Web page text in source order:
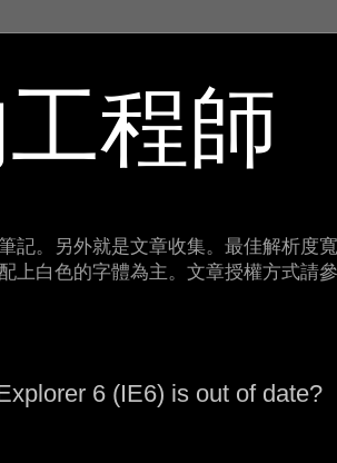
程師
記。另外就是文章收集。最佳解析度
上白色的字體為主。文章授權方式請
6 (IE6) is out of date?